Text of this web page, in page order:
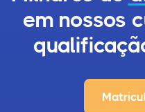
em nossos